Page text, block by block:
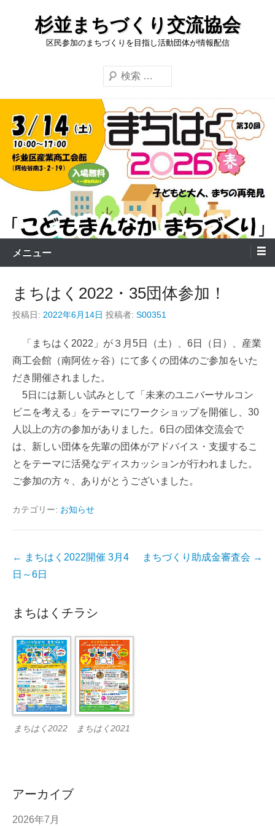
杉並まちづくり交流協会
区民参加のまちづくりを目指し活動団体が情報配信
検
索
メニュー
まちはく2022・35団体参加！
投稿日: 2022年6月14日 投稿者: S00351
「まちはく2022」が３月5日（土）、6日（日）、産業
商工会館（南阿佐ヶ谷）にて多くの団体のご参加をいた
だき開催されました。
5日には新しい試みとして「未来のユニバーサルコン
ビニを考える」をテーマにワークショップを開催し、30
人以上の方の参加がありました。6日の団体交流会で
は、新しい団体を先輩の団体がアドバイス・支援するこ
とをテーマに活発なディスカッションが行われました。
ご参加の方々、ありがとうございました。
カテゴリー: お知らせ
投
稿
ビ
ー
シ
ョ
ン
← まちはく2022開催 3月4
日～6日
まちづくり助成金審査会 →
まちはくチラシ
まちはく2022 まちはく2021
アーカイブ
2026年7月